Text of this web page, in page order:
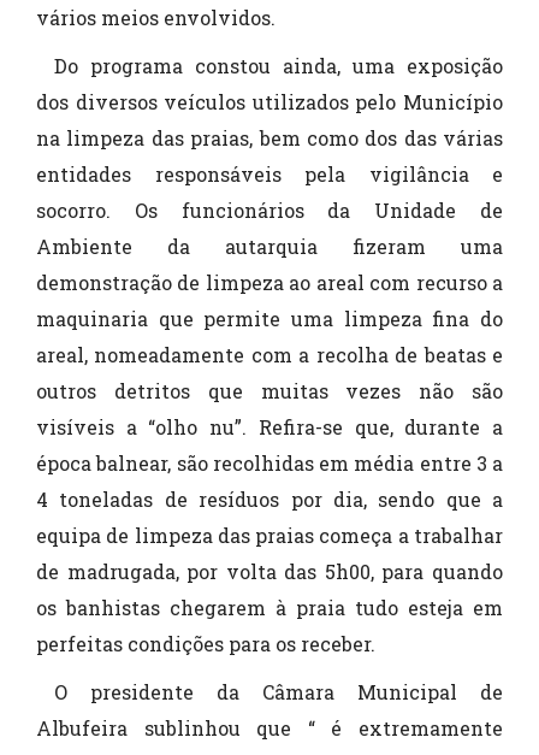
vários meios envolvidos.
Do programa constou ainda, uma exposição
dos diversos veículos utilizados pelo Município
na limpeza das praias, bem como dos das várias
entidades responsáveis pela vigilância e
socorro. Os funcionários da Unidade de
Ambiente da autarquia fizeram uma
demonstração de limpeza ao areal com recurso a
maquinaria que permite uma limpeza fina do
areal, nomeadamente com a recolha de beatas e
outros detritos que muitas vezes não são
visíveis a “olho nu”. Refira-se que, durante a
época balnear, são recolhidas em média entre 3 a
4 toneladas de resíduos por dia, sendo que a
equipa de limpeza das praias começa a trabalhar
de madrugada, por volta das 5h00, para quando
os banhistas chegarem à praia tudo esteja em
perfeitas condições para os receber.
O presidente da Câmara Municipal de
Albufeira sublinhou que “ é extremamente